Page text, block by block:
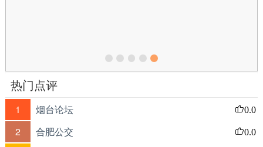
热门点评
1 烟台论坛 0.0
2 合肥公交 0.0